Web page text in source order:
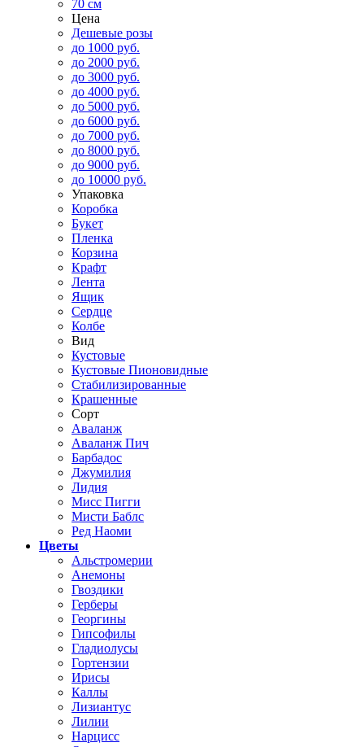
70 см
Цена
Дешевые розы
до 1000 руб.
до 2000 руб.
до 3000 руб.
до 4000 руб.
до 5000 руб.
до 6000 руб.
до 7000 руб.
до 8000 руб.
до 9000 руб.
до 10000 руб.
Упаковка
Коробка
Букет
Пленка
Корзина
Крафт
Лента
Ящик
Сердце
Колбе
Вид
Кустовые
Кустовые Пионовидные
Стабилизированные
Крашенные
Сорт
Аваланж
Аваланж Пич
Барбадос
Джумилия
Лидия
Мисс Пигги
Мисти Баблс
Ред Наоми
Цветы
Альстромерии
Анемоны
Гвоздики
Герберы
Георгины
Гипсофилы
Гладиолусы
Гортензии
Ирисы
Каллы
Лизиантус
Лилии
Нарцисс